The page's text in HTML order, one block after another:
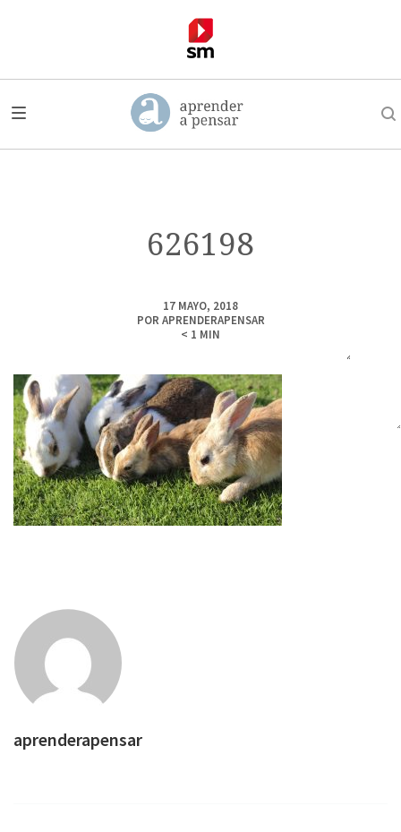
626198
17 MAYO, 2018
POR APRENDERAPENSAR
< 1 MIN
aprenderapensar